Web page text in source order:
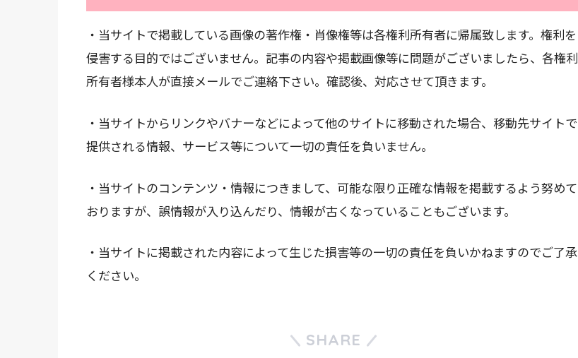
・当サイトで掲載している画像の著作権・肖像権等は各権利所有者に帰属致します。権利を
侵害する目的ではございません。記事の内容や掲載画像等に問題がございましたら、各権利
所有者様本人が直接メールでご連絡下さい。確認後、対応させて頂きます。
・当サイトからリンクやバナーなどによって他のサイトに移動された場合、移動先サイトで
提供される情報、サービス等について一切の責任を負いません。
・当サイトのコンテンツ・情報につきまして、可能な限り正確な情報を掲載するよう努めて
おりますが、誤情報が入り込んだり、情報が古くなっていることもございます。
・当サイトに掲載された内容によって生じた損害等の一切の責任を負いかねますのでご了承
ください。
SHARE